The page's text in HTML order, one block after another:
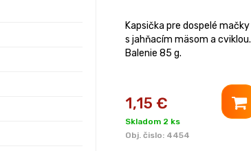
Kapsička pre dospelé mačky
s jahňacím mäsom a cviklou.
Balenie 85 g.
1,15 €
Skladom 2 ks
Obj. čislo: 4454